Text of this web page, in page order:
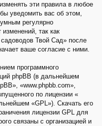
эти правила в любое
уведомить вас об этом,
регулярно
изменений, так как
Твой Сад» после
ваше согласие с ними.
программного
phpBB (в дальнейшем
«www.phpbb.com»,
по лицензии «
«GPL»). Скачать его
лицензии GPL для
связаны с организацией и